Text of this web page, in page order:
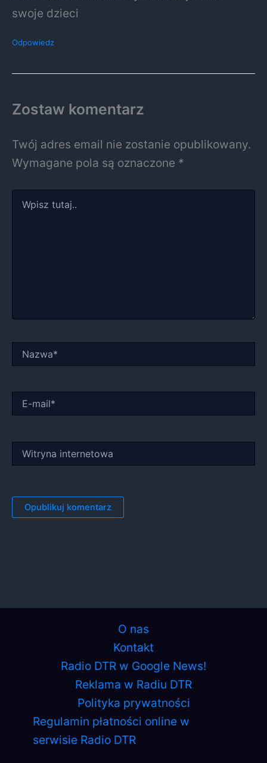
swoje dzieci
Odpowiedz
Zostaw komentarz
Twój adres email nie zostanie opublikowany.
Wymagane pola są oznaczone *
tutaj..
mail*
internetowa
O nas
Kontakt
Radio DTR w Google News!
Reklama w Radiu DTR
Polityka prywatności
Regulamin płatności online w
serwisie Radio DTR